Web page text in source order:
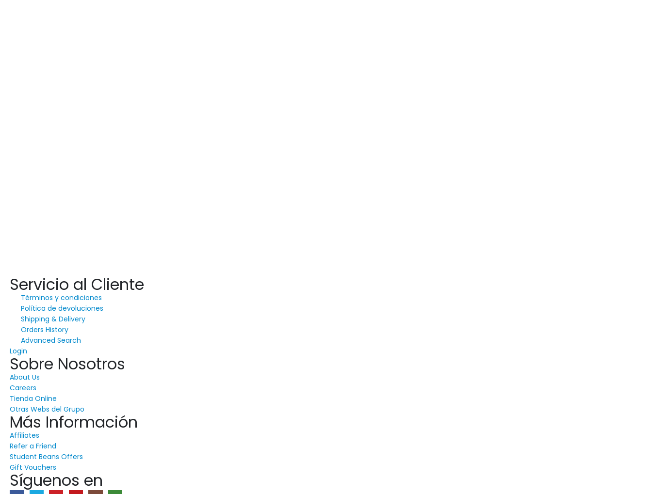
Servicio al Cliente
Términos y condiciones
Política de devoluciones
Shipping & Delivery
Orders History
Advanced Search
Login
Sobre Nosotros
About Us
Careers
Tienda Online
Otras Webs del Grupo
Más Información
Affiliates
Refer a Friend
Student Beans Offers
Gift Vouchers
Síguenos en